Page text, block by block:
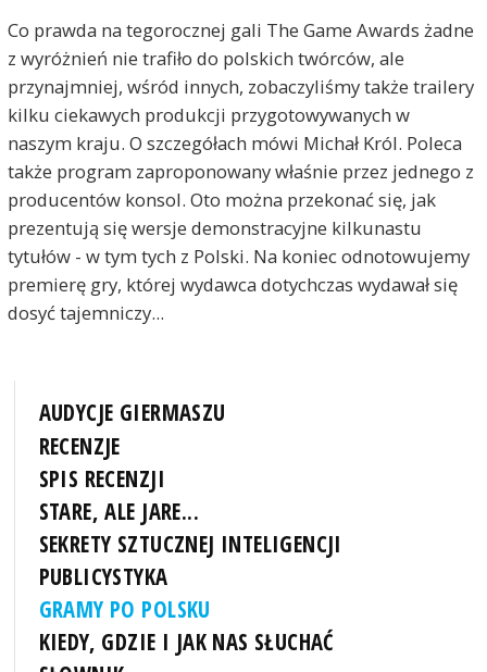
Co prawda na tegorocznej gali The Game Awards żadne
z wyróżnień nie trafiło do polskich twórców, ale
przynajmniej, wśród innych, zobaczyliśmy także trailery
kilku ciekawych produkcji przygotowywanych w
naszym kraju. O szczegółach mówi Michał Król. Poleca
także program zaproponowany właśnie przez jednego z
producentów konsol. Oto można przekonać się, jak
prezentują się wersje demonstracyjne kilkunastu
tytułów - w tym tych z Polski. Na koniec odnotowujemy
premierę gry, której wydawca dotychczas wydawał się
dosyć tajemniczy...
AUDYCJE GIERMASZU
RECENZJE
SPIS RECENZJI
STARE, ALE JARE...
SEKRETY SZTUCZNEJ INTELIGENCJI
PUBLICYSTYKA
GRAMY PO POLSKU
KIEDY, GDZIE I JAK NAS SŁUCHAĆ